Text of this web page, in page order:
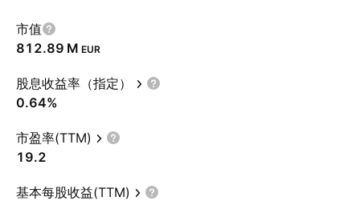
市值
‪812.89 M‬ EUR
股息收益率（指定）
0.64%
市盈率(TTM)
19.2
基本每股收益(TTM)